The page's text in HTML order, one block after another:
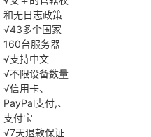
和无日志政策
√43多个国家
160台服务器
√支持中文
√不限设备数量
√信用卡、
PayPal支付,、
支付宝
√7天退款保证